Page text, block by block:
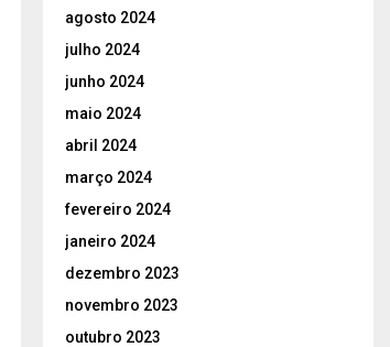
agosto 2024
julho 2024
junho 2024
maio 2024
abril 2024
março 2024
fevereiro 2024
janeiro 2024
dezembro 2023
novembro 2023
outubro 2023